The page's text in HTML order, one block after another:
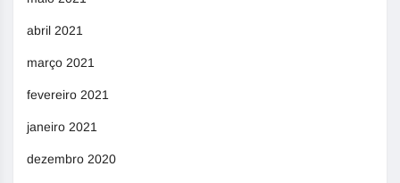
abril 2021
março 2021
fevereiro 2021
janeiro 2021
dezembro 2020